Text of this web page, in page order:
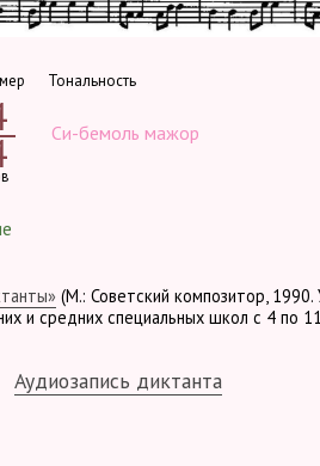
Тональность
Си-бемоль мажор
(М.: Советский композитор,
и средних специальных школ с 4 по
Аудиозапись диктанта